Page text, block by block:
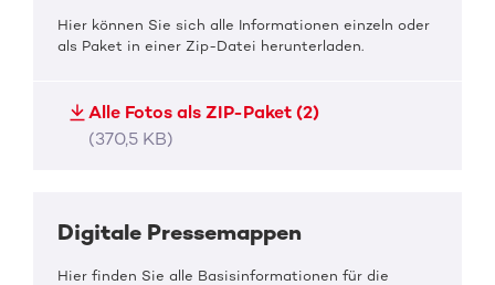
Hier können Sie sich alle Informationen einzeln oder
als Paket in einer Zip-Datei herunterladen.
Alle Fotos als ZIP-Paket (2)
(370,5 KB)
Digitale Pressemappen
Hier finden Sie alle Basisinformationen für die